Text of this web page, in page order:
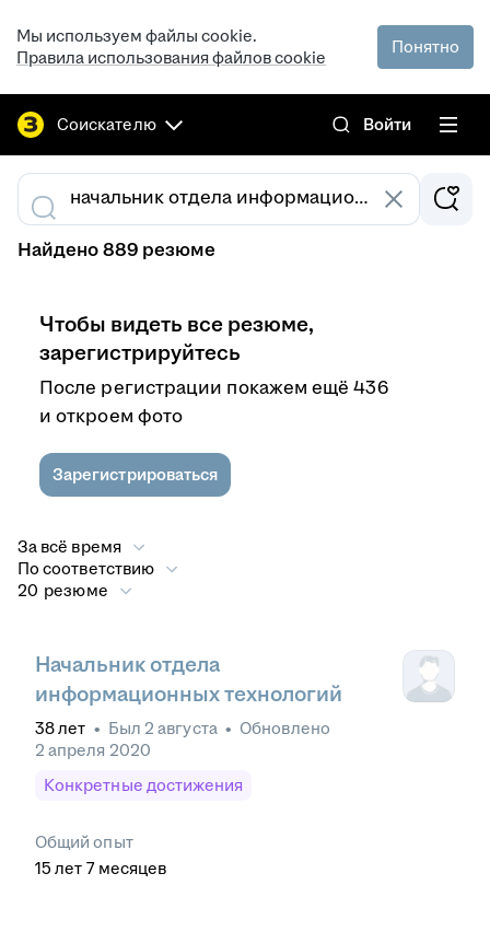
Мы используем файлы cookie.
Правила использования файлов cookie
Понятно
Соискателю Войти
Найдено 889 резюме
Чтобы видеть все резюме,
зарегистрируйтесь
После регистрации покажем ещё 436
и откроем фото
Зарегистрироваться
За всё время
По соответствию
20 резюме
Начальник отдела
информационных технологий
38лет • Был 2 августа • Обновлено
2 апреля 2020
Конкретные достижения
Общий опыт
15 лет 7 месяцев